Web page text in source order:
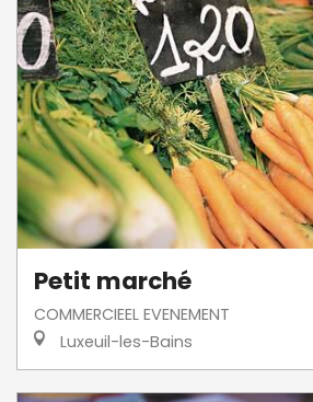
Petit marché
COMMERCIEEL EVENEMENT
Luxeuil-les-Bains